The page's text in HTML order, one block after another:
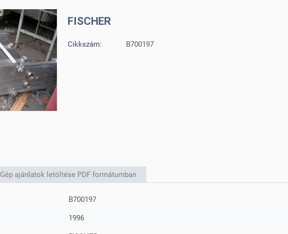
FISCHER
Cikkszám: B700197
Gép ajánlatok letöltése PDF formátumban
B700197
1996